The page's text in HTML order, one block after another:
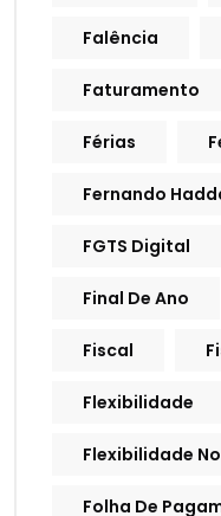
Falência
Faturamento
Férias
Fernando
FGTS Digital
Final De Ano
Fiscal
Flexibilidade
Flexibilidade
Folha De